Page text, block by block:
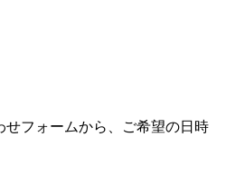
フォームから、ご希望の日時